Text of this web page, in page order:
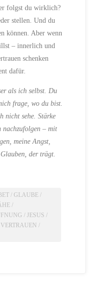
folgst du wirklich?
stellen. Und du
können. Aber wenn
– innerlich und
schenken
dafür.
als ich selbst. Du
frage, wo du bist.
nicht sehe. Stärke
– mit
meine Angst,
der trägt.
/ GLAUBE/
/
/JESUS /
VERTRAUEN /